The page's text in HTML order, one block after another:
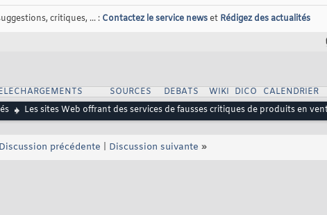
critiques, ... : Contactez le service newset Rédigez des actualités
SOURCES DEBATS WIKI DICO CALENDRIER
Les sites Web offrant des services de fausses critiques de produits en
Discussion précédente Discussion suivante »